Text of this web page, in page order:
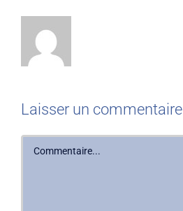
Laisser un commentaire
Commentaire